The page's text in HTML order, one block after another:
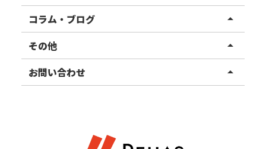
リハスファーム
関東エリア
東北エリア
甲信越エリア
コラム・ブログ arrow_drop_up
事業所ブログ
ご利用者様の声
その他 arrow_drop_up
お知らせ
お問い合わせ arrow_drop_up